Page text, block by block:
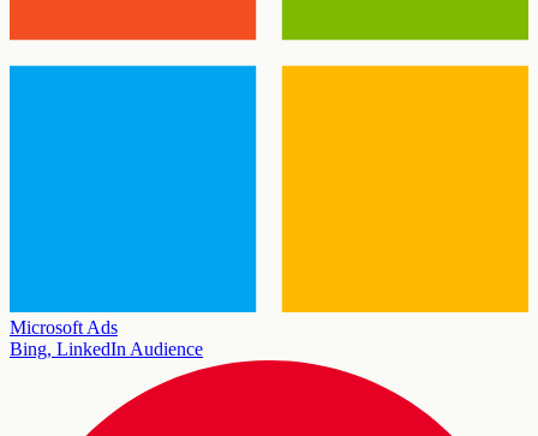
Microsoft Ads
Bing, LinkedIn Audience